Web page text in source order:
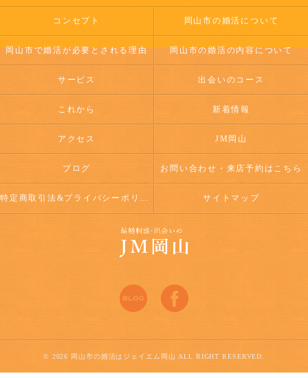
コンセプト 岡山市の婚活について
岡山市で婚活が必要とされる理由 岡山市の婚活の内容について
サービス 出会いのコース
これから 新着情報
アクセス JM岡山
ブログ お問い合わせ・来店予約はこちら
特定商取引法&プライバシーポリシー サイトマップ
© 2026 岡山市の婚活はジェイエム岡山 ALL RIGHT RESERVED.